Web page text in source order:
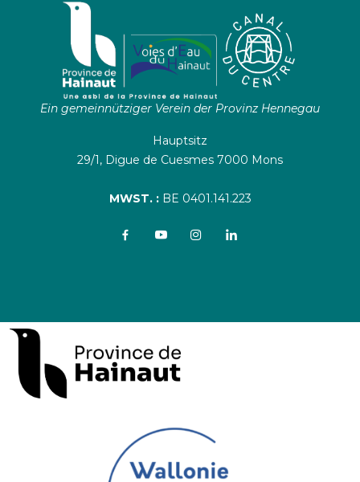
Ein gemeinnütziger Verein der Provinz Hennegau
Hauptsitz
29/1, Digue de Cuesmes 7000 Mons
MWST. :BE 0401.141.223